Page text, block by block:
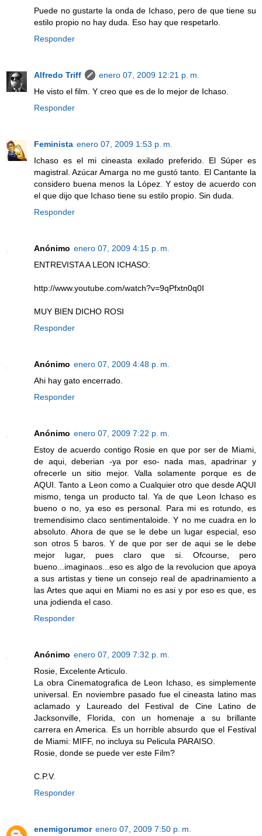
Puede no gustarte la onda de Ichaso, pero de que tiene su
estilo propio no hay duda. Eso hay que respetarlo.
Responder
Alfredo Triff
enero 07, 2009 12:21 p. m.
He visto el film. Y creo que es de lo mejor de Ichaso.
Responder
Feminista enero 07, 2009 1:53 p. m.
Ichaso es el mi cineasta exilado preferido. El Súper es
magistral. Azúcar Amarga no me gustó tanto. El Cantante la
considero buena menos la López. Y estoy de acuerdo con
el que dijo que Ichaso tiene su estilo propio. Sin duda.
Responder
Anónimo enero 07, 2009 4:15 p. m.
ENTREVISTA A LEON ICHASO:
http://www.youtube.com/watch?v=9qPfxtn0q0I
MUY BIEN DICHO ROSI
Responder
Anónimo enero 07, 2009 4:48 p. m.
Ahi hay gato encerrado.
Responder
Anónimo enero 07, 2009 7:22 p. m.
Estoy de acuerdo contigo Rosie en que por ser de Miami,
de aqui, deberian -ya por eso- nada mas, apadrinar y
ofrecerle un sitio mejor. Valla solamente porque es de
AQUI. Tanto a Leon como a Cualquier otro que desde AQUI
mismo, tenga un producto tal. Ya de que Leon Ichaso es
bueno o no, ya eso es personal. Para mi es rotundo, es
tremendisimo claco sentimentaloide. Y no me cuadra en lo
absoluto. Ahora de que se le debe un lugar especial, eso
son otros 5 baros. Y de que por ser de aqui se le debe
mejor lugar, pues claro que si. Ofcourse, pero
bueno...imaginaos...eso es algo de la revolucion que apoya
a sus artistas y tiene un consejo real de apadrinamiento a
las Artes que aqui en Miami no es asi y por eso es que, es
una jodienda el caso.
Responder
Anónimo enero 07, 2009 7:32 p. m.
Rosie, Excelente Articulo.
La obra Cinematografica de Leon Ichaso, es simplemente
universal. En noviembre pasado fue el cineasta latino mas
aclamado y Laureado del Festival de Cine Latino de
Jacksonville, Florida, con un homenaje a su brillante
carrera en America. Es un horrible absurdo que el Festival
de Miami: MIFF, no incluya su Pelicula PARAISO.
Rosie, donde se puede ver este Film?
C.P.V.
Responder
enemigorumor enero 07, 2009 7:50 p. m.